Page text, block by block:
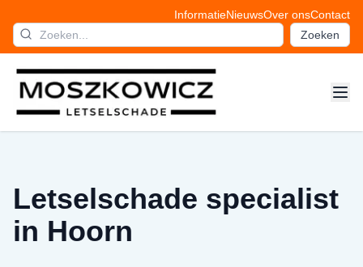
InformatieNieuwsOver onsContact
Zoeken
Letselschade specialist
in Hoorn